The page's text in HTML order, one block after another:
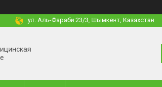
ул. Аль-Фараби 23/3, Шымкент, Казахстан